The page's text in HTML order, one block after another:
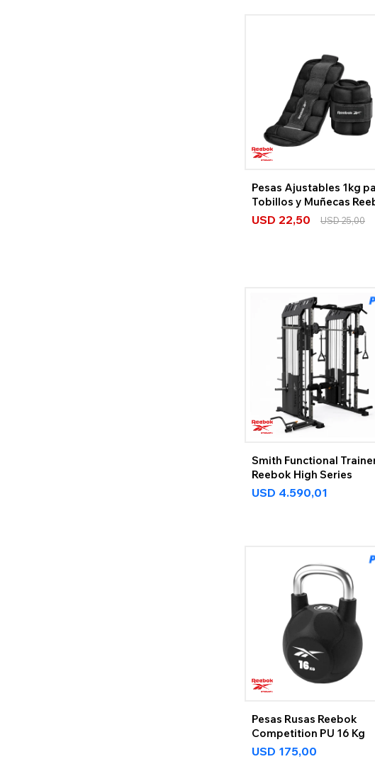
Pesas Ajustables 1kg
Tobillos y Muñecas
Strength
USD 22,50 USD25,00
Smith Functional
Reebok High Series
USD 4.590,01
Pesas Rusas Reebok
Competition PU 16 Kg
USD 175,00